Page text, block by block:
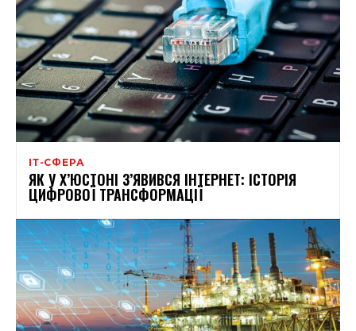
ІТ-СФЕРА
ЯК У Х’ЮСТОНІ З’ЯВИВСЯ ІНТЕРНЕТ: ІСТОРІЯ
ЦИФРОВОЇ ТРАНСФОРМАЦІЇ